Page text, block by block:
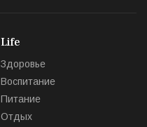
Life
Здоровье
Воспитание
Питание
Отдых